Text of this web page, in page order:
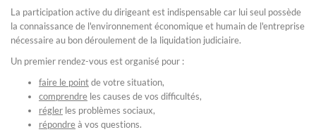
La participation active du dirigeant est indispensable car lui seul possède
la connaissance de l'environnement économique et humain de l'entreprise
nécessaire au bon déroulement de la liquidation judiciaire.
Un premier rendez-vous est organisé pour :
faire le pointde votre situation,
comprendre les causes de vos difficultés,
régler les problèmes sociaux,
répondreà vos questions.